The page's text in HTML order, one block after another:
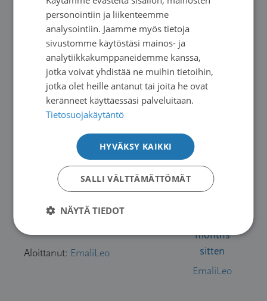
Kuinka tukea
puolisoa?
Aloittanut:Ananassu
3 3
5 years, 5
months
sitten
Parantumaton
keuhkosyöpä
Aloittanut:
5 years, 6
sitten
Rippe
puolisolla
Aloittanut: EmaliLeo
months
sitten
EmaliLeo
SWEDISH
personointiin ja liikenteemme
analysointiin. Jaamme myös tietoja
sivustomme käytöstäsi mainos- ja
analytiikkakumppaneidemme kanssa,
jotka voivat yhdistää ne muihin tietoihin,
jotka olet heille antanut tai joita he ovat
keränneet käyttäessäsi palveluitaan.
Tietosuojakäytäntö
HYVÄKSY KAIKKI
SALLI VÄLTTÄMÄTTÖMÄT
NÄYTÄ TIEDOT